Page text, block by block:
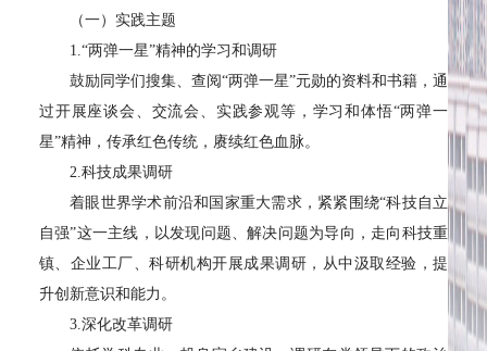
（一）实践主题
1.“两弹一星”精神的学习和调研
鼓励同学们搜集、查阅“两弹一星”元勋的资料和书籍，通
过开展座谈会、交流会、实践参观等，学习和体悟“两弹一
星”精神，传承红色传统，赓续红色血脉。
2.科技成果调研
着眼世界学术前沿和国家重大需求，紧紧围绕“科技自立
自强”这一主线，以发现问题、解决问题为导向，走向科技重
镇、企业工厂、科研机构开展成果调研，从中汲取经验，提
升创新意识和能力。
3.深化改革调研